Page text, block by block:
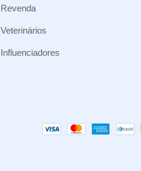
Revenda
Veterinários
Influenciadores